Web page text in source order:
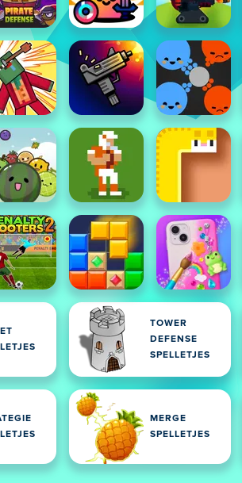
TOWER
DEFENSE
SPELLETJES
MERGE
SPELLETJES